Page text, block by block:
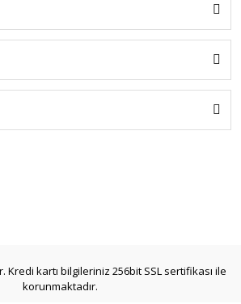
Kredi kartı bilgileriniz 256bit SSL sertifikası ile
korunmaktadır.